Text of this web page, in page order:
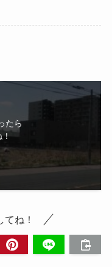
たら
！
ね！